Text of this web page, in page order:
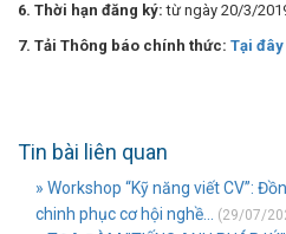
6. Thời hạn đăng ký:từ ngày 20/3/
7. Tải Thông báo chính thức: Tại đây
Tin bài liên quan
» Workshop “Kỹ năng viết CV”:
chinh phục cơ hội nghề...
(29/07/